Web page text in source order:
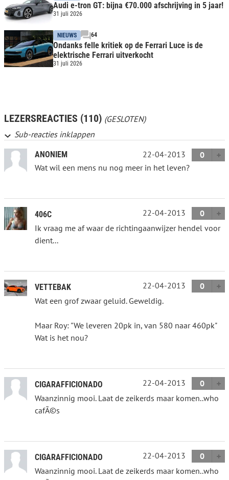
Audi e-tron GT: bijna €70.000 afschrijving in 5 jaar!
31 juli 2026
NIEUWS 64
Ondanks felle kritiek op de Ferrari Luce is de
elektrische Ferrari uitverkocht
31 juli 2026
LEZERSREACTIES (110) (GESLOTEN)
Sub-reacties inklappen
ANONIEM 22-04-2013
0
Wat wil een mens nu nog meer in het leven?
406C 22-04-2013
0
Ik vraag me af waar de richtingaanwijzer hendel voor
dient...
VETTEBAK 22-04-2013
0
Wat een grof zwaar geluid. Geweldig.
Maar Roy: "We leveren 20pk in, van 580 naar 460pk"
Wat is het nou?
CIGARAFFICIONADO 22-04-2013
0
Waanzinnig mooi. Laat de zeikerds maar komen..who
cafÃ©s
CIGARAFFICIONADO 22-04-2013
0
Waanzinnig mooi. Laat de zeikerds maar komen..who